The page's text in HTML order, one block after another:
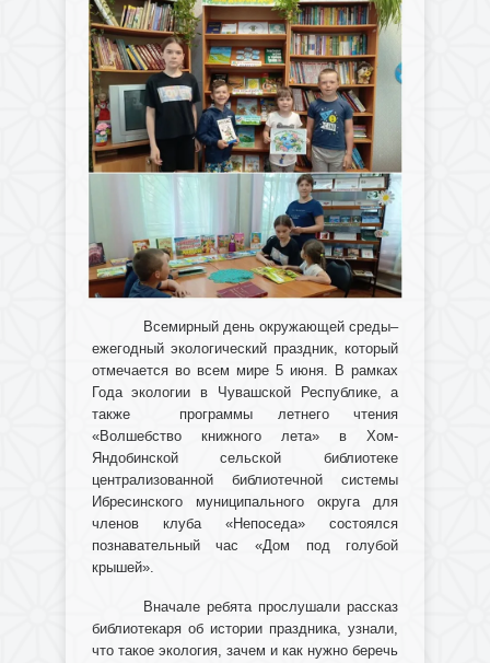
Всемирный день окружающей среды–
ежегодный экологический праздник, который
отмечается во всем мире 5 июня. В рамках
Года экологии в Чувашской Республике, а
также программы летнего чтения
«Волшебство книжного лета» в Хом-
Яндобинской сельской библиотеке
централизованной библиотечной системы
Ибресинского муниципального округа для
членов клуба «Непоседа» состоялся
познавательный час «Дом под голубой
крышей».
Вначале ребята прослушали рассказ
библиотекаря об истории праздника, узнали,
что такое экология, зачем и как нужно беречь